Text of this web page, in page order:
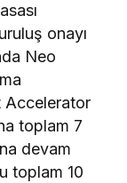
onayı
Neo
Accelerator
toplam 7
devam
toplam 10